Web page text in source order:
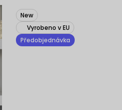
New
Vyrobeno v EU
Předobjednávka